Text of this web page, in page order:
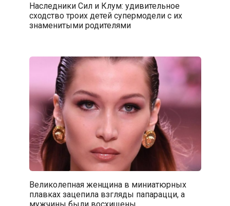
Наследники Сил и Клум: удивительное
сходство троих детей супермодели с их
знаменитыми родителями
Великолепная женщина в миниатюрных
плавках зацепила взгляды папарацци, а
мужчины были восхищены